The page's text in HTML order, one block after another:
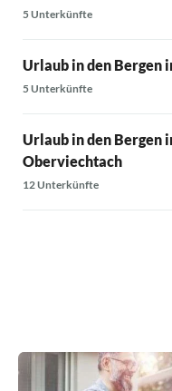
5 Unterkünfte
Urlaub in den Bergen
5 Unterkünfte
Urlaub in den Bergen
Oberviechtach
12 Unterkünfte